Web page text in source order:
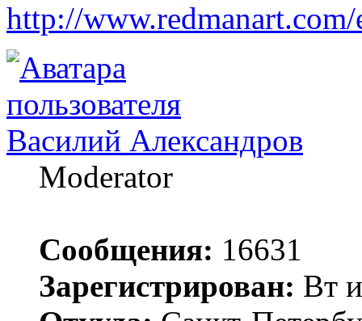
http://
Василий Александров
Moderator
Сообщения: 16631
Зарегистрирован: Вт